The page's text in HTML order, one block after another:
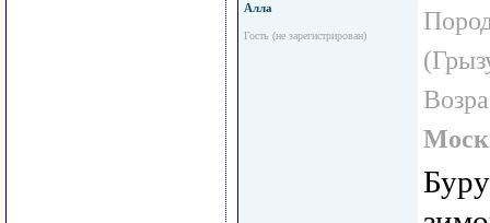
Алла
Гость (не зарегистрирован)